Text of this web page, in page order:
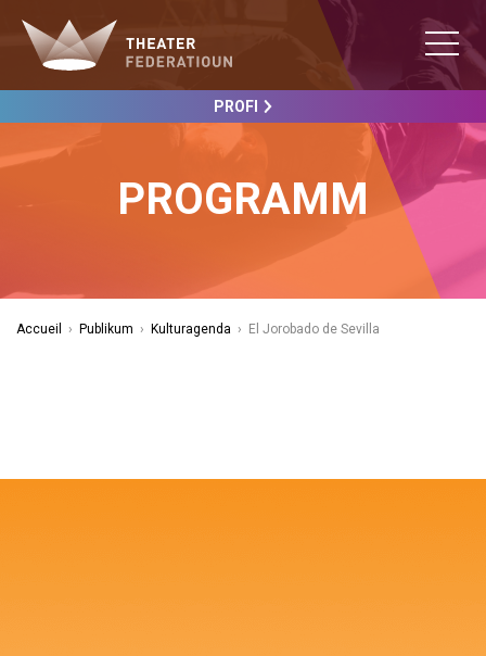
PROFI
PROGRAMM
Accueil › Publikum › Kulturagenda › El Jorobado de Sevilla